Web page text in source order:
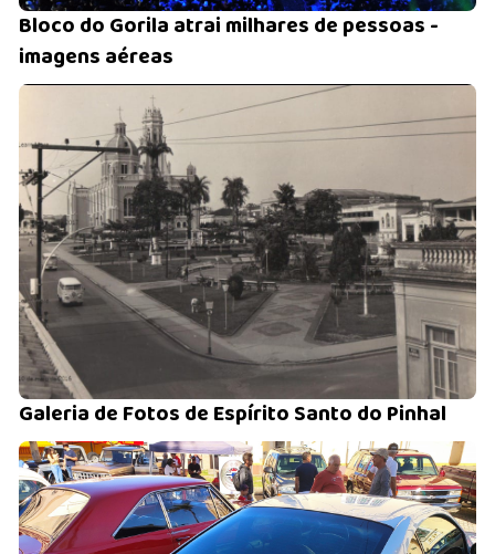
Bloco do Gorila atrai milhares de pessoas -
imagens aéreas
Galeria de Fotos de Espírito Santo do Pinhal